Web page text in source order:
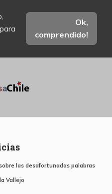
Ok,
comprendido!
las desafortunadas palabras
Vallejo